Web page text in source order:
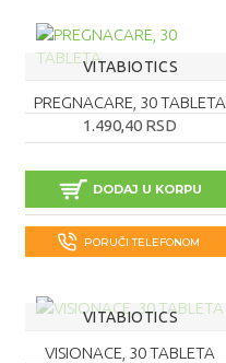
VITABIOTICS
PREGNACARE, 30 TABLETA
1.490,40 RSD
DODAJ U KORPU
PORUČI TELEFONOM
VITABIOTICS
VISIONACE, 30 TABLETA